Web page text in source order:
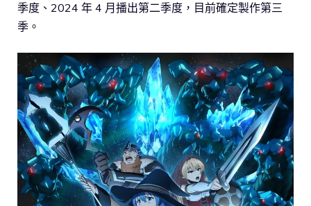
季度、2024 年 4 月播出第二季度，目前確定製作第三
季。